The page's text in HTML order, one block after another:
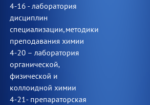
4-16 - лаборатория
дисциплин
специализации,методики
преподавания химии
4-20 – лаборатория
органической,
физической и
коллоидной химии
4-21- препараторская